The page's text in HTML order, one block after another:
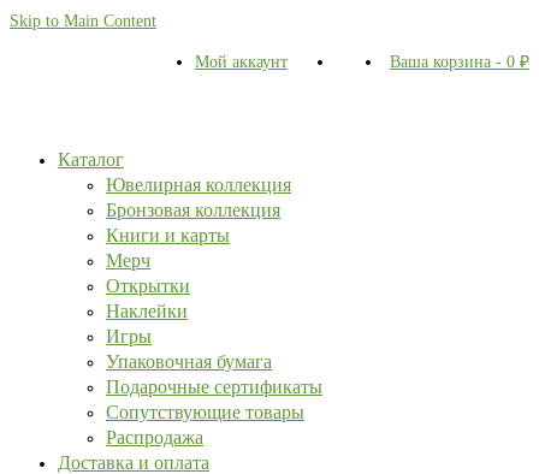
Skip to Main Content
Мой аккаунт Ваша корзина - 0 ₽
Каталог
Ювелирная коллекция
Бронзовая коллекция
Книги и карты
Мерч
Открытки
Наклейки
Игры
Упаковочная бумага
Подарочные сертификаты
Сопутствующие товары
Распродажа
Доставка и оплата